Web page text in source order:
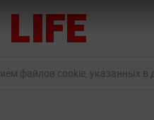
файлов cookie, указанных в